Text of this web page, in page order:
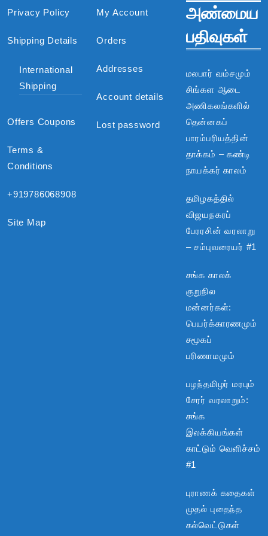
Privacy Policy
Shipping Details
International
Shipping
Offers Coupons
Terms &
Conditions
+919786068908
Site Map
My Account
Orders
Addresses
Account details
Lost password
அண்மைய
பதிவுகள்
மலபார் வம்சமும்
சிங்கள ஆடை
அணிகலங்களில்
தென்னகப்
பாரம்பரியத்தின்
தாக்கம் – கண்டி
நாயக்கர் காலம்
தமிழகத்தில்
விஜயநகரப்
பேரரசின் வரலாறு
– சம்புவரையர் #1
சங்க காலக்
குறுநில
மன்னர்கள்:
பெயர்க்காரணமும்
சமூகப்
பரிணாமமும்
பழந்தமிழர் மரபும்
சேரர் வரலாறும்:
சங்க
இலக்கியங்கள்
காட்டும் வெளிச்சம்
#1
புராணக் கதைகள்
முதல் புதைந்த
கல்வெட்டுகள்